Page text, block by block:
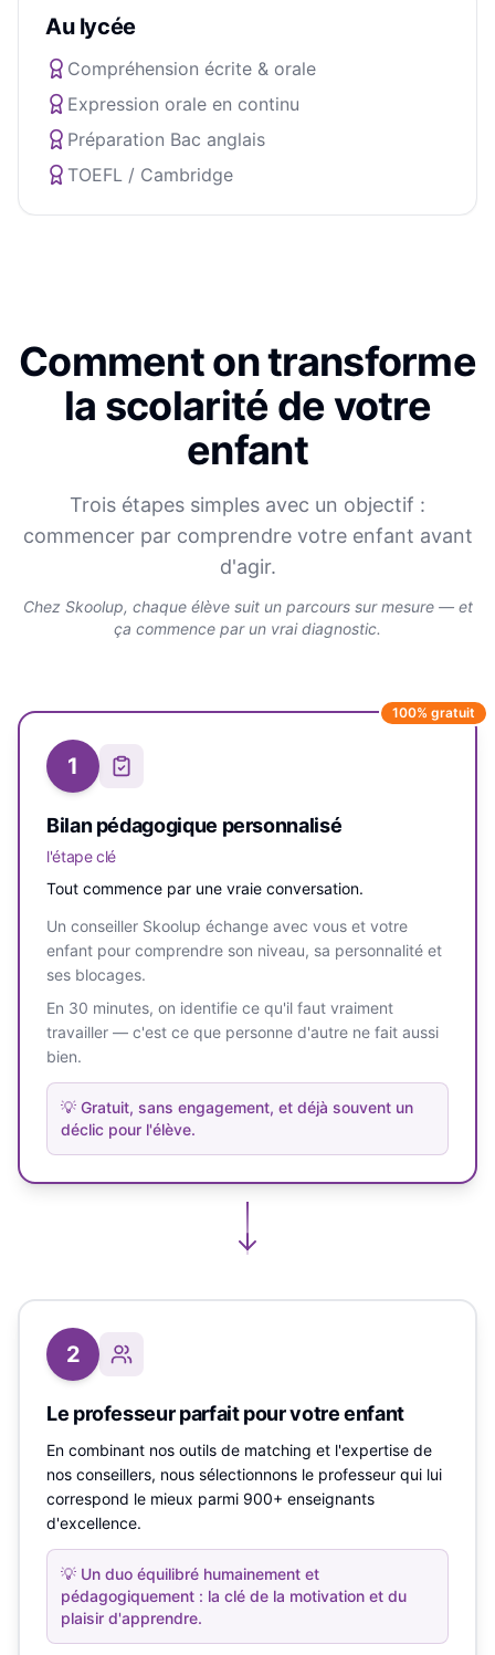
Au lycée
Compréhension écrite & orale
Expression orale en continu
Préparation Bac anglais
TOEFL / Cambridge
Comment on transforme
la scolarité de votre
enfant
Trois étapes simples avec un objectif :
commencer par comprendre votre enfant avant
d'agir.
Chez Skoolup, chaque élève suit un parcours sur mesure — et
ça commence par un vrai diagnostic.
100% gratuit
1
Bilan pédagogique personnalisé
l'étape clé
Tout commence par une vraie conversation.
Un conseiller Skoolup échange avec vous et votre
enfant pour comprendre son niveau, sa personnalité et
ses blocages.
En 30 minutes, on identifie ce qu'il faut vraiment
travailler — c'est ce que personne d'autre ne fait aussi
bien.
💡 Gratuit, sans engagement, et déjà souvent un
déclic pour l'élève.
2
Le professeur parfait pour votre enfant
En combinant nos outils de matching et l'expertise de
nos conseillers, nous sélectionnons le professeur qui lui
correspond le mieux parmi 900+ enseignants
d'excellence.
💡 Un duo équilibré humainement et
pédagogiquement : la clé de la motivation et du
plaisir d'apprendre.